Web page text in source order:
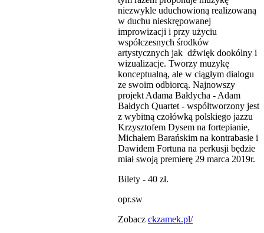
niezwykle uduchowioną realizowaną
w duchu nieskrępowanej
improwizacji i przy użyciu
współczesnych środków
artystycznych jak dźwięk dookólny i
wizualizacje. Tworzy muzykę
konceptualną, ale w ciągłym dialogu
ze swoim odbiorcą. Najnowszy
projekt Adama Bałdycha - Adam
Bałdych Quartet - współtworzony jest
z wybitną czołówką polskiego jazzu
Krzysztofem Dysem na fortepianie,
Michałem Barańskim na kontrabasie i
Dawidem Fortuna na perkusji będzie
miał swoją premierę 29 marca 2019r.
Bilety - 40 zł.
opr.sw
Zobacz ckzamek.pl/